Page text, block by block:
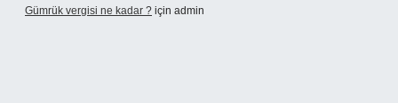
Gümrük vergisi ne kadar ? için admin